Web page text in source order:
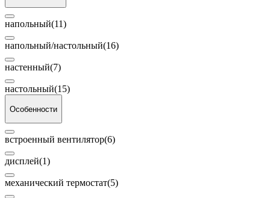
напольный(11)
напольный/настольный(16)
настенный(7)
настольный(15)
Особенности
встроенный вентилятор(6)
дисплей(1)
механический термостат(5)